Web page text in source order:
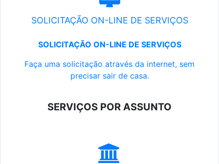
SOLICITAÇÃO ON-LINE DE SERVIÇOS
SOLICITAÇÃO ON-LINE DE SERVIÇOS
Faça uma solicitação através da internet, sem
precisar sair de casa.
SERVIÇOS POR ASSUNTO